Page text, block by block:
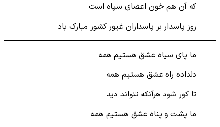
که آن هم خون اعضای سپاه است
روز پاسدار بر پاسداران غیور کشور مبارک باد
ما پای سپاه عشق هستیم همه
دلداده راه عشق هستیم همه
تا کور شود هرآنکه نتواند دید
ما پشت و پناه عشق هستیم همه